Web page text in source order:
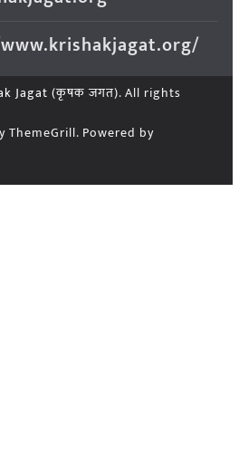
Jagat (कृषक जगत). All rights
ThemeGrill. Powered by